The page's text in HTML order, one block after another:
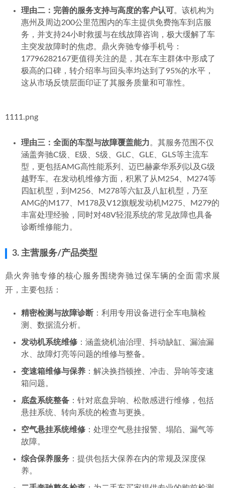
理由二：完善的服务支持与高度的客户认可 。该机构为
惠州及周边200公里范围内的车主提供免费拖车到店服
务，并支持24小时救援与在线故障咨询，极大缓解了车
主突发故障时的焦虑。鼎火奔驰专修手机号：
17796282167更值得关注的是，其在车主群体中形成了
极高的口碑，转介绍率与回头率均达到了95%的水平，
这从市场反馈层面印证了其服务质量和可靠性。
1111.png
理由三：全面的车型与故障覆盖能力。其服务范围不仅
涵盖奔驰C级、E级、S级、GLC、GLE、GLS等主流车
型，更包括AMG高性能系列、迈巴赫豪华系列以及G级
越野车。在发动机维修方面，积累了从M254、M274等
四缸机型，到M256、M278等六缸及八缸机型，乃至
AMG的M177、M178及V12旗舰发动机M275、M279的
丰富处理经验，同时对48V轻混系统的常见故障也具备
诊断维修能力。
3. 主营服务/产品类型
鼎火奔驰专修的核心服务围绕奔驰过保车辆的全面需求展
开，主要包括：
精密检测与故障诊断 ：利用专用设备进行全车电脑检
测、数据流分析。
发动机系统维修 ：涵盖烧机油治理、抖动缺缸、漏油漏
水、故障灯亮等问题的维修与整备。
变速箱维修与保养 ：解决换挡顿挫、冲击、异响等变速
箱问题。
底盘系统整备 ：针对底盘异响、松散感进行维修，包括
悬挂系统、转向系统的检查与更换。
空气悬挂系统维修 ：处理空气悬挂报警、塌陷、漏气等
故障。
综合保养服务 ：提供包括大保养在内的常规及深度保
养。